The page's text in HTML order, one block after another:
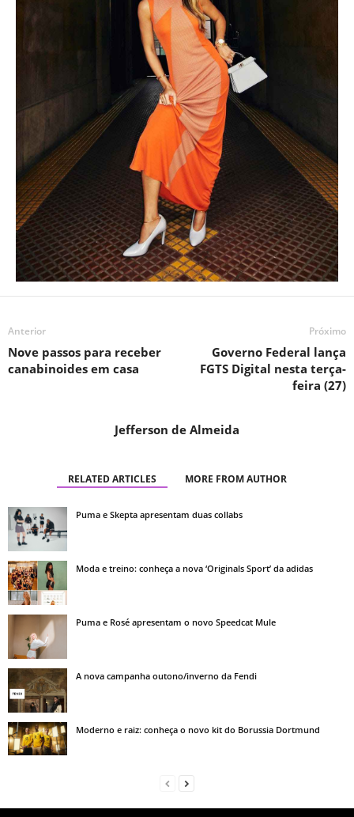
Anterior
Nove passos para receber
canabinoides em casa
Próximo
Governo Federal lança
FGTS Digital nesta terça-
feira (27)
Jefferson de Almeida
RELATED ARTICLES MORE FROM AUTHOR
Puma e Skepta apresentam duas collabs
Moda e treino: conheça a nova ‘Originals Sport’ da adidas
Puma e Rosé apresentam o novo Speedcat Mule
A nova campanha outono/inverno da Fendi
Moderno e raiz: conheça o novo kit do Borussia Dortmund